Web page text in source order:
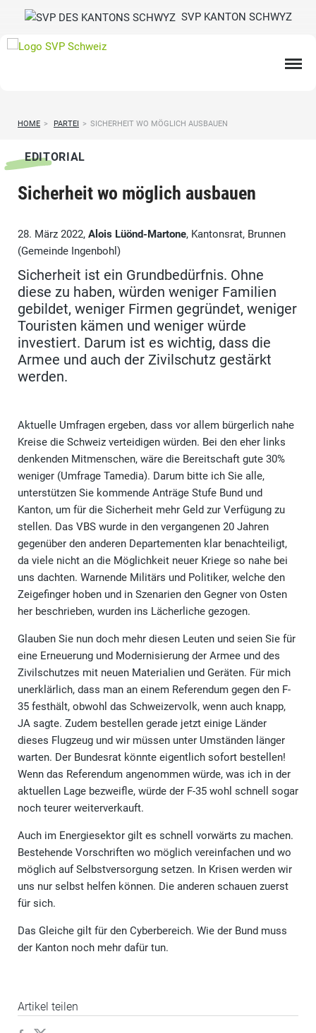
SVP KANTON SCHWYZ
HOME > PARTEI > SICHERHEIT WO MÖGLICH AUSBAUEN
EDITORIAL
Sicherheit wo möglich ausbauen
28. März 2022, Alois Lüönd-Martone, Kantonsrat, Brunnen
(Gemeinde Ingenbohl)
Sicherheit ist ein Grundbedürfnis. Ohne
diese zu haben, würden weniger Familien
gebildet, weniger Firmen gegründet, weniger
Touristen kämen und weniger würde
investiert. Darum ist es wichtig, dass die
Armee und auch der Zivilschutz gestärkt
werden.
Aktuelle Umfragen ergeben, dass vor allem bürgerlich nahe
Kreise die Schweiz verteidigen würden. Bei den eher links
denkenden Mitmenschen, wäre die Bereitschaft gute 30%
weniger (Umfrage Tamedia). Darum bitte ich Sie alle,
unterstützen Sie kommende Anträge Stufe Bund und
Kanton, um für die Sicherheit mehr Geld zur Verfügung zu
stellen. Das VBS wurde in den vergangenen 20 Jahren
gegenüber den anderen Departementen klar benachteiligt,
da viele nicht an die Möglichkeit neuer Kriege so nahe bei
uns dachten. Warnende Militärs und Politiker, welche den
Zeigefinger hoben und in Szenarien den Gegner von Osten
her beschrieben, wurden ins Lächerliche gezogen.
Glauben Sie nun doch mehr diesen Leuten und seien Sie für
eine Erneuerung und Modernisierung der Armee und des
Zivilschutzes mit neuen Materialien und Geräten. Für mich
unerklärlich, dass man an einem Referendum gegen den F-
35 festhält, obwohl das Schweizervolk, wenn auch knapp,
JA sagte. Zudem bestellen gerade jetzt einige Länder
dieses Flugzeug und wir müssen unter Umständen länger
warten. Der Bundesrat könnte eigentlich sofort bestellen!
Wenn das Referendum angenommen würde, was ich in der
aktuellen Lage bezweifle, würde der F-35 wohl schnell sogar
noch teurer weiterverkauft.
Auch im Energiesektor gilt es schnell vorwärts zu machen.
Bestehende Vorschriften wo möglich vereinfachen und wo
möglich auf Selbstversorgung setzen. In Krisen werden wir
uns nur selbst helfen können. Die anderen schauen zuerst
für sich.
Das Gleiche gilt für den Cyberbereich. Wie der Bund muss
der Kanton noch mehr dafür tun.
Artikel teilen